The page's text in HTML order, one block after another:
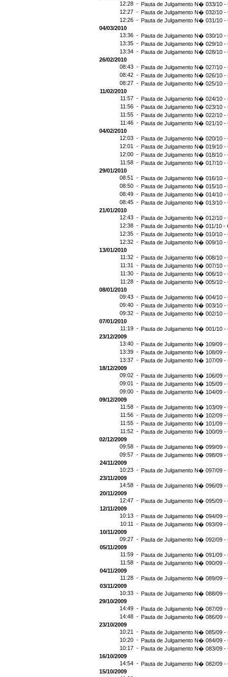
12:28 - Pauta de Julgamento N� 033/10 -
12:27 - Pauta de Julgamento N� 032/10 -
12:26 - Pauta de Julgamento N� 031/10 -
04/03/2010
13:36 - Pauta de Julgamento N� 030/10 -
13:35 - Pauta de Julgamento N� 029/10 -
13:34 - Pauta de Julgamento N� 028/10 -
26/02/2010
08:43 - Pauta de Julgamento N� 027/10 -
08:42 - Pauta de Julgamento N� 026/10 -
08:27 - Pauta de Julgamento N� 025/10 -
11/02/2010
11:57 - Pauta de Julgamento N� 024/10 -
11:56 - Pauta de Julgamento N� 023/10 -
11:55 - Pauta de Julgamento N� 022/10 -
11:46 - Pauta de Julgamento N� 021/10 -
04/02/2010
12:03 - Pauta de Julgamento N� 020/10 -
12:01 - Pauta de Julgamento N� 019/10 -
12:00 - Pauta de Julgamento N� 018/10 -
11:58 - Pauta de Julgamento N� 017/10 -
29/01/2010
08:51 - Pauta de Julgamento N� 016/10 -
08:50 - Pauta de Julgamento N� 015/10 -
08:49 - Pauta de Julgamento N� 014/10 -
08:45 - Pauta de Julgamento N� 013/10 -
21/01/2010
12:43 - Pauta de Julgamento N� 012/10 -
12:38 - Pauta de Julgamento N� 011/10 -
12:35 - Pauta de Julgamento N� 010/10 -
12:32 - Pauta de Julgamento N� 009/10 -
13/01/2010
11:32 - Pauta de Julgamento N� 008/10 -
11:31 - Pauta de Julgamento N� 007/10 -
11:30 - Pauta de Julgamento N� 006/10 -
11:28 - Pauta de Julgamento N� 005/10 -
08/01/2010
09:43 - Pauta de Julgamento N� 004/10 -
09:40 - Pauta de Julgamento N� 003/10 -
09:32 - Pauta de Julgamento N� 002/10 -
07/01/2010
11:19 - Pauta de Julgamento N� 001/10 -
23/12/2009
13:40 - Pauta de Julgamento N� 109/09 -
13:39 - Pauta de Julgamento N� 108/09 -
13:37 - Pauta de Julgamento N� 107/09 -
18/12/2009
09:02 - Pauta de Julgamento N� 106/09 -
09:01 - Pauta de Julgamento N� 105/09 -
09:00 - Pauta de Julgamento N� 104/09 -
09/12/2009
11:58 - Pauta de Julgamento N� 103/09 -
11:56 - Pauta de Julgamento N� 102/09 -
11:55 - Pauta de Julgamento N� 101/09 -
11:52 - Pauta de Julgamento N� 100/09 -
02/12/2009
09:58 - Pauta de Julgamento N� 099/09 -
09:57 - Pauta de Julgamento N� 098/09 -
24/11/2009
10:23 - Pauta de Julgamento N� 097/09 -
23/11/2009
14:58 - Pauta de Julgamento N� 096/09 -
20/11/2009
12:47 - Pauta de Julgamento N� 095/09 -
12/11/2009
10:13 - Pauta de Julgamento N� 094/09 -
10:11 - Pauta de Julgamento N� 093/09 -
10/11/2009
09:27 - Pauta de Julgamento N� 092/09 -
05/11/2009
11:59 - Pauta de Julgamento N� 091/09 -
11:58 - Pauta de Julgamento N� 090/09 -
04/11/2009
11:28 - Pauta de Julgamento N� 089/09 -
03/11/2009
10:33 - Pauta de Julgamento N� 088/09 -
29/10/2009
14:49 - Pauta de Julgamento N� 087/09 -
14:48 - Pauta de Julgamento N� 086/09 -
23/10/2009
10:21 - Pauta de Julgamento N� 085/09 -
10:20 - Pauta de Julgamento N� 084/09 -
10:17 - Pauta de Julgamento N� 083/09 -
16/10/2009
14:54 - Pauta de Julgamento N� 082/09 -
15/10/2009